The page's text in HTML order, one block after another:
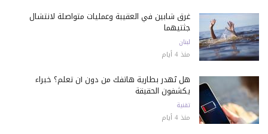
غرق شابين في العقيبة وعمليات متواصلة لانتشال
جثتيهما
لبنان
منذ 4 أيام
هل تُهدر بطارية هاتفك من دون أن تعلم؟ خبراء
يكشفون الحقيقة
تقنية
منذ 4 أيام